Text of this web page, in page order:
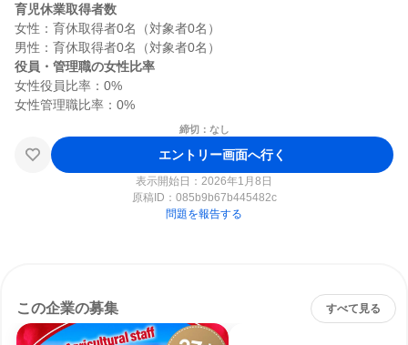
育児休業取得者数
女性：育休取得者0名（対象者0名）
役員・管理職の女性比率
女性役員比率：0%
締切：なし
エントリー画面へ行く
表示開始日：2026年1月8日
原稿ID： 085b9b67b445482c
問題を報告する
この企業の募集 すべて見る